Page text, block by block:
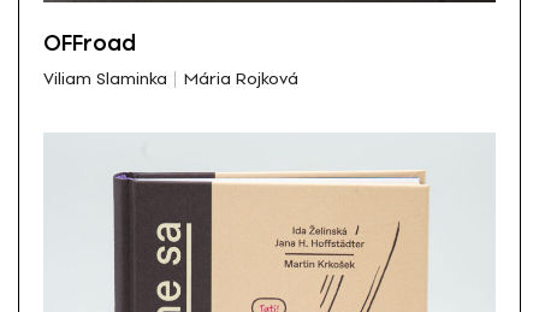
OFFroad
Viliam Slaminka Mária Rojková